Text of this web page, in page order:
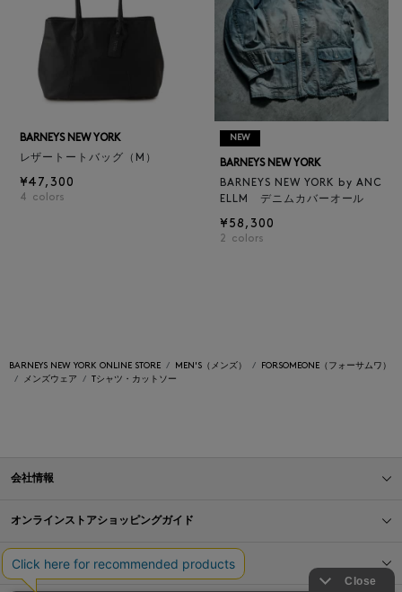
BARNEYS NEW YORK
レザートートバッグ（M）
¥47,300
4 colors
NEW
BARNEYS NEW YORK
BARNEYS NEW YORK by ANC
ELLM デニムカバーオール
¥58,300
2 colors
BARNEYS NEW YORK ONLINE STORE MEN'S（メンズ）
FORSOMEONE（フォーサムワ）
メンズウェア
Tシャツ・カットソー
会社情報
オンラインストアショッピングガイド
店舗情報